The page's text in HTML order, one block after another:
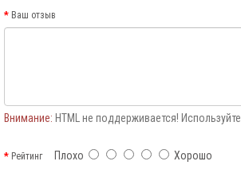
Ваш отзыв
Внимание: HTML не поддерживается!
РейтингПлохо Хорошо